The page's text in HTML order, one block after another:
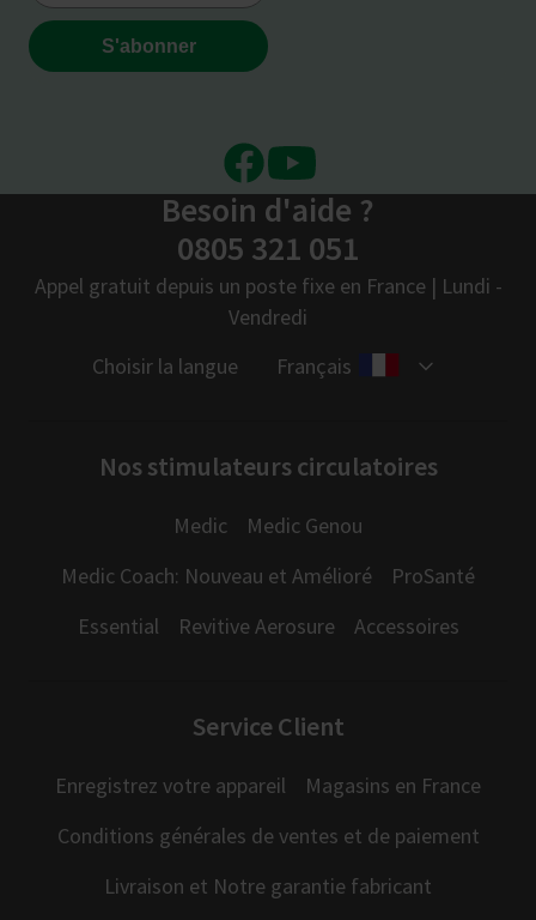
Facebook
Youtube
Besoin d'aide ?
0805 321 051
Appel gratuit depuis un poste fixe en France | Lundi -
Vendredi
Choisir la langue
Français
Nos stimulateurs circulatoires
Medic
Medic Genou
Medic Coach: Nouveau et Amélioré
ProSanté
Essential
Revitive Aerosure Accessoires
Service Client
Enregistrez votre appareil
Magasins en France
Conditions générales de ventes et de paiement
Livraison et Notre garantie fabricant